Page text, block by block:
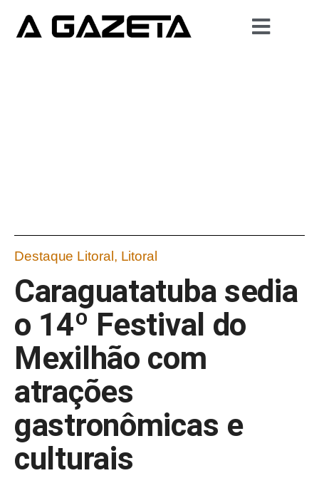
Destaque Litoral , Litoral
Caraguatatuba sedia
o 14º Festival do
Mexilhão com
atrações
gastronômicas e
culturais